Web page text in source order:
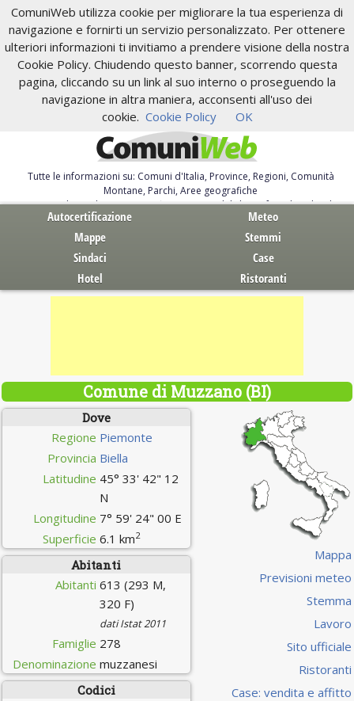
ComuniWeb utilizza cookie per migliorare la tua esperienza di
navigazione e fornirti un servizio personalizzato. Per ottenere
ulteriori informazioni ti invitiamo a prendere visione della nostra
Cookie Policy. Chiudendo questo banner, scorrendo questa
pagina, cliccando su un link al suo interno o proseguendo la
navigazione in altra maniera, acconsenti all'uso dei
cookie. Cookie Policy OK
Tutte le informazioni su: Comuni d'Italia, Province, Regioni, Comunità
Montane, Parchi, Aree geografiche
Servizi al Cittadino. Autocertificazione, moduli, leggi, free download
Autocertificazione
Meteo
Mappe
Stemmi
Sindaci
Case
Hotel
Ristoranti
Comune di Muzzano (BI)
Dove
Regione Piemonte
Provincia Biella
Latitudine 45° 33' 42" 12
N
Longitudine 7° 59' 24" 00 E
Superficie 6.1 km2
Abitanti
Abitanti 613 (293 M,
320 F)
dati Istat 2011
Famiglie 278
Denominazione muzzanesi
Codici
Mappa
Previsioni meteo
Stemma
Lavoro
Sito ufficiale
Ristoranti
Case: vendita e affitto